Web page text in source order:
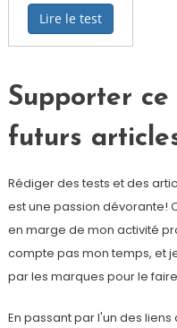
Lire le test
Supporter
futurs
Rédiger des tests et des
est une passion dévorante!
en marge de mon activité
compte pas mon temps, et
par les marques pour le
En passant par l'un des